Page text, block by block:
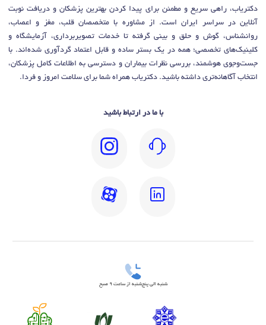
دکتریاب، راهی سریع و مطمئن برای پیدا کردن بهترین پزشکان و دریافت نوبت
آنلاین در سراسر ایران است. از مشاوره با متخصصان قلب، مغز و اعصاب،
روانشناس، گوش و حلق و بینی گرفته تا خدمات تصویربرداری، آزمایشگاه و
کلینیک‌های تخصصی؛ همه در یک بستر ساده و قابل اعتماد گردآوری شده‌اند. با
جست‌وجوی هوشمند، بررسی نظرات بیماران و دسترسی به اطلاعات کامل پزشکان،
انتخاب آگاهانه‌تری داشته باشید. دکتریاب همراه شما برای سلامت امروز و فردا.
با ما در ارتباط باشید
شنبه الی پنج‌شنبه از ساعت 9 صبح